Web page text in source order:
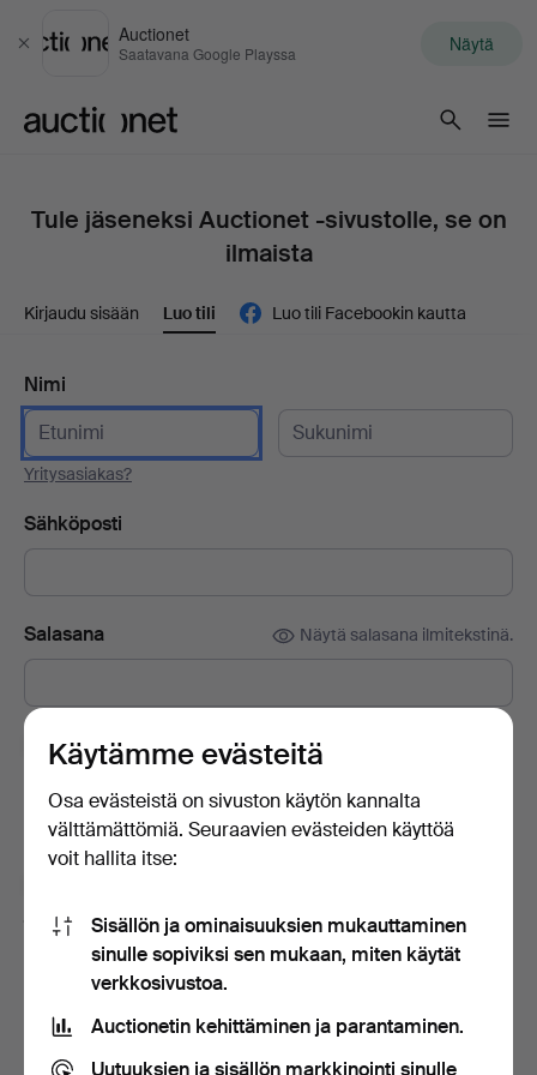
Sulje
Auctionet
Saatavana Google Playssa Näytä
Tule jäseneksi Auctionet -sivustolle, se on
ilmaista
Kirjaudu sisään Luo tili Luo tili Facebookin kautta
Nimi
Yritysasiakas?
Sähköposti
Salasana Näytä salasana ilmitekstinä.
Tilaa Auctionet -sivuston uutiskirje.
esineitä ja inspiraatiota. Jos muutat mielesi, voit helposti
lopettaa tilauksen.
myyntiehdot
sekä vahvistan lukeneeni
tietosuojakäytännön .
Luo tili
Käytämme evästeitä
Osa evästeistä on sivuston käytön kannalta
välttämättömiä. Seuraavien evästeiden käyttöä
voit hallita itse:
Sisällön ja ominaisuuksien mukauttaminen
sinulle sopiviksi sen mukaan, miten käytät
verkkosivustoa.
Auctionetin kehittäminen ja parantaminen.
Uutuuksien ja sisällön markkinointi sinulle